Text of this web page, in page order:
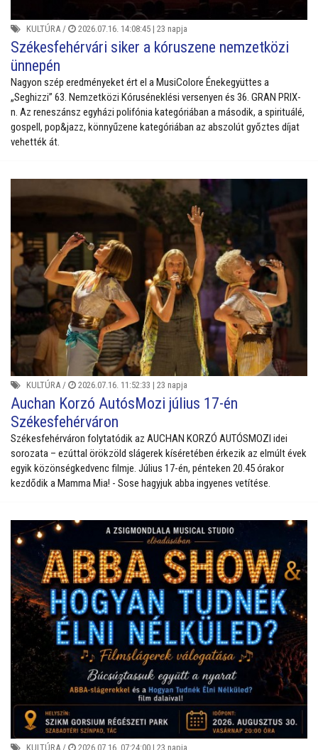
KULTÚRA / 2026.07.16. 14:08:45 | 23 napja
Székesfehérvári siker a kóruszene nemzetközi
ünnepén
Nagyon szép eredményeket ért el a MusiColore Énekegyüttes a
„Seghizzi” 63. Nemzetközi Kóruséneklési versenyen és 36. GRAN PRIX-
n. Az reneszánsz egyházi polifónia kategóriában a második, a spirituálé,
gospell, pop&jazz, könnyűzene kategóriában az abszolút győztes díjat
vehették át.
KULTÚRA / 2026.07.16. 11:52:33 | 23 napja
Auchan Korzó AutósMozi július 17-én
Székesfehérváron
Székesfehérváron folytatódik az AUCHAN KORZÓ AUTÓSMOZI idei
sorozata – ezúttal örökzöld slágerek kíséretében érkezik az elmúlt évek
egyik közönségkedvenc filmje. Július 17-én, pénteken 20.45 órakor
kezdődik a Mamma Mia! - Sose hagyjuk abba ingyenes vetítése.
KULTÚRA / 2026.07.16. 07:24:00 | 23 napja